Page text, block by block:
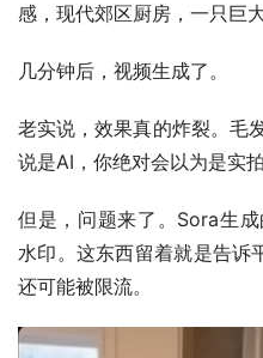
感，现代郊区厨房，一只巨
几分钟后，视频生成了。
老实说，效果真的炸裂。毛
说是AI，你绝对会以为是实拍
但是，问题来了。Sora生
水印。这东西留着就是告诉
还可能被限流。